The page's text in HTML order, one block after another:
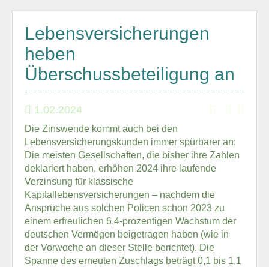
Lebensversicherungen
heben
Überschussbeteiligung an
1.02.2024
Die Zinswende kommt auch bei den
Lebensversicherungskunden immer spürbarer an:
Die meisten Gesellschaften, die bisher ihre Zahlen
deklariert haben, erhöhen 2024 ihre laufende
Verzinsung für klassische
Kapitallebensversicherungen – nachdem die
Ansprüche aus solchen Policen schon 2023 zu
einem erfreulichen 6,4-prozentigen Wachstum der
deutschen Vermögen beigetragen haben (wie in
der Vorwoche an dieser Stelle berichtet). Die
Spanne des erneuten Zuschlags beträgt 0,1 bis 1,1